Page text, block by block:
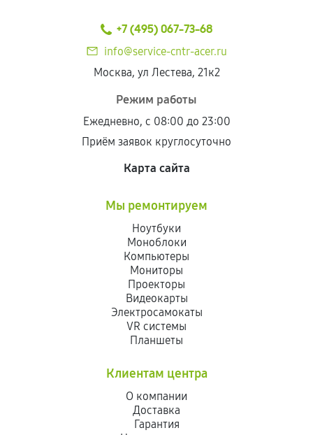
+7 (495) 067-73-68
info@service-cntr-acer.ru
Москва, ул Лестева, 21к2
Режим работы
Ежедневно, с 08:00 до 23:00
Приём заявок круглосуточно
Карта сайта
Мы ремонтируем
Ноутбуки
Моноблоки
Компьютеры
Мониторы
Проекторы
Видеокарты
Электросамокаты
VR системы
Планшеты
Клиентам центра
О компании
Доставка
Гарантия